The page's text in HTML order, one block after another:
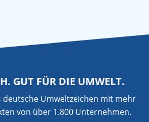
GUT FÜR DIE UMWELT.
deutsche Umweltzeichen mit mehr
von über 1.800 Unternehmen.